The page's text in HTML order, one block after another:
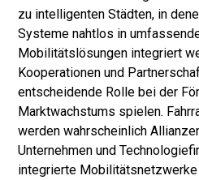
zu intelligenten Städten, in
Systeme nahtlos in
Mobilitätslösungen integriert
Kooperationen und
entscheidende Rolle bei der
Marktwachstums spielen.
werden wahrscheinlich
Unternehmen und
integrierte